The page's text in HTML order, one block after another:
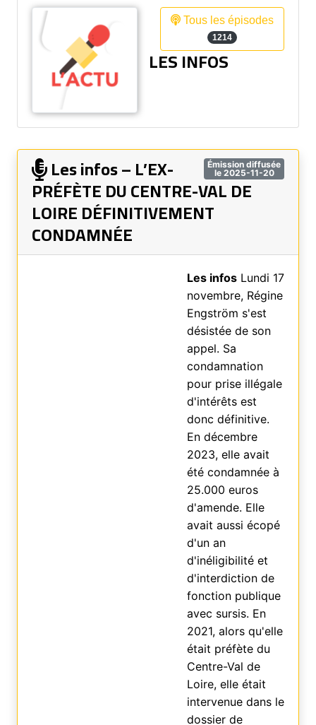
Tous les épisodes
1214
LES INFOS
Émission diffusée
le 2025-11-20
Les infos – L’EX-
PRÉFÈTE DU CENTRE-VAL DE
LOIRE DÉFINITIVEMENT
CONDAMNÉE
Les infosLundi 17
novembre, Régine
Engström s'est
désistée de son
appel. Sa
condamnation
pour prise illégale
d'intérêts est
donc définitive.
En décembre
2023, elle avait
été condamnée à
25.000 euros
d'amende. Elle
avait aussi écopé
d'un an
d'inéligibilité et
d'interdiction de
fonction publique
avec sursis. En
2021, alors qu'elle
était préfète du
Centre-Val de
Loire, elle était
intervenue dans le
dossier de